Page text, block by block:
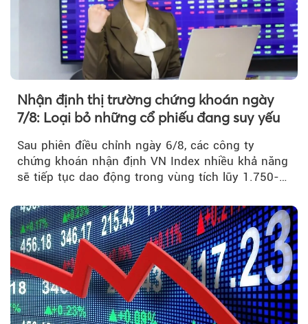
Nhận định thị trường chứng khoán ngày
7/8: Loại bỏ những cổ phiếu đang suy yếu
Sau phiên điều chỉnh ngày 6/8, các công ty
chứng khoán nhận định VN Index nhiều khả năng
sẽ tiếp tục dao động trong vùng tích lũy 1.750-